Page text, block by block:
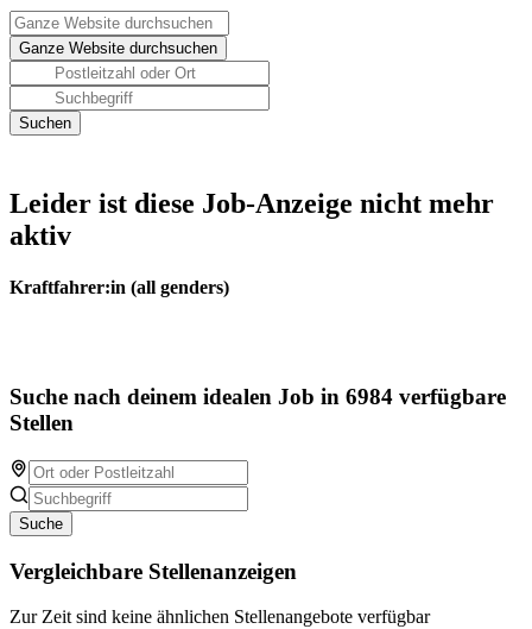
Leider ist diese Job-Anzeige nicht mehr
aktiv
Kraftfahrer:in (all genders)
Suche nach deinem idealen Job in 6984 verfügbare
Stellen
Suche
Vergleichbare Stellenanzeigen
Zur Zeit sind keine ähnlichen Stellenangebote verfügbar